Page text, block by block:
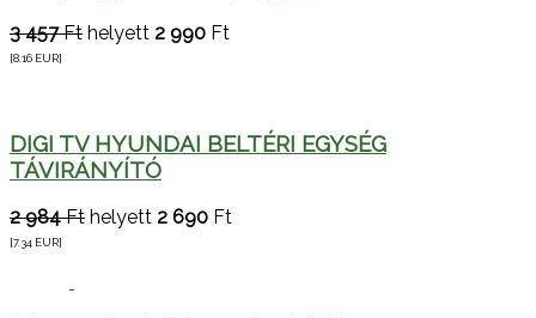
3 457 Ft helyett 2 990 Ft
[8.16 EUR]
DIGI TV HYUNDAI BELTÉRI EGYSÉG
TÁVIRÁNYÍTÓ
2 984 Ft helyett 2 690 Ft
[7.34 EUR]